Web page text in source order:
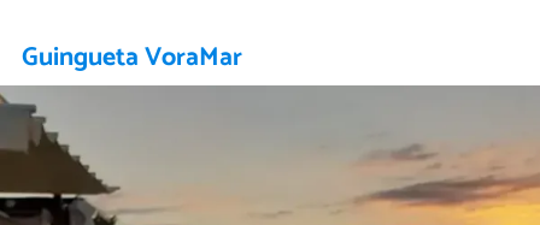
Guingueta VoraMar